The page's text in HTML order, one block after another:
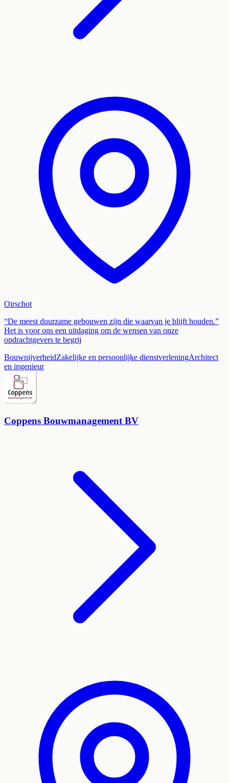
Oirschot
“De meest duurzame gebouwen zijn die waarvan je blijft houden.”
Het is voor ons een uitdaging om de wensen van onze
opdrachtgevers te begrij
BouwnijverheidZakelijke en persoonlijke dienstverleningArchitect
en ingenieur
Coppens Bouwmanagement BV